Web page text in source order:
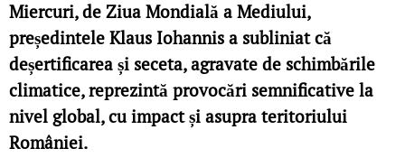
Miercuri, de Ziua Mondială a Mediului,
președintele Klaus Iohannis a subliniat că
deșertificarea și seceta, agravate de schimbările
climatice, reprezintă provocări semnificative la
nivel global, cu impact și asupra teritoriului
României.